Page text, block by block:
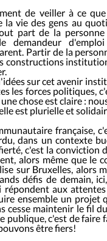
de veiller à ce
vie des gens au
part de la
demandeur
Partir de la
constructions
sur cet avenir
les forces politiques,
chose est claire :
est plurielle et
française,
dans un contexte
c'est la conviction
alors même que le
sur Bruxelles, alors
défis de demain,
répondent aux
ensemble un projet
cesse maintenir le fil
publique, c'est de faire
être fiers!